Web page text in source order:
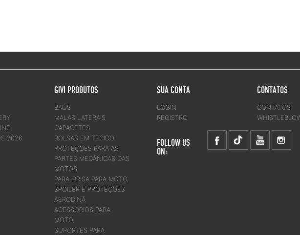
2026
GIVI PRODUTOS
BAÚS
MALAS LATERAIS
CAPACETES
BOLSAS EM TECIDO
PROTEÇÕES PARA AS
PARTES MECÂNICAS DAS
MOTOS
PARA-BRISA PARA MOTO,
SPOILER E PROTEÇÕES
AERODINÂ
ACESSÓRIOS PARA
MOTO
SUPORTES PARA
SUA CONTA
LOGIN
REGISTRO
CONTATOS
CONTATOS
FOLLOW US
ON: